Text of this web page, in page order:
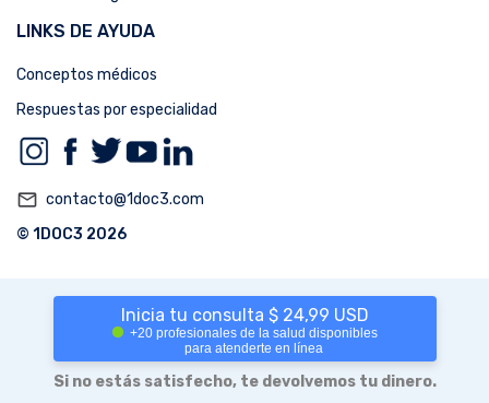
Inicia tu consulta $ 24,99 USD
+20 profesionales de la salud disponibles
para atenderte en línea
Si no estás satisfecho, te devolvemos tu dinero.
LINKS DE AYUDA
Conceptos médicos
Respuestas por especialidad
mail_outline contacto@1doc3.com
© 1DOC3 2026